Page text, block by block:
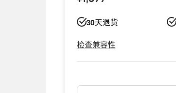
30天退货
检查兼容性
配